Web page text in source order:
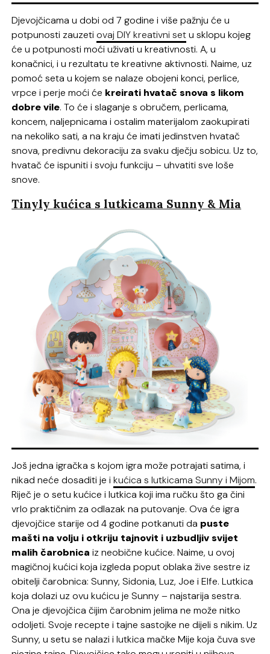
Djevojčicama u dobi od 7 godine i više pažnju će u
potpunosti zauzetiovaj DIY kreativni setu sklopu kojeg
će u potpunosti moći uživati u kreativnosti. A, u
konačnici, i u rezultatu te kreativne aktivnosti. Naime, uz
pomoć seta u kojem se nalaze obojeni konci, perlice,
vrpce i perje moći će kreirati hvatač snova s likom
dobre vile. To će i slaganje s obručem, perlicama,
koncem, naljepnicama i ostalim materijalom zaokupirati
na nekoliko sati, a na kraju će imati jedinstven hvatač
snova, predivnu dekoraciju za svaku dječju sobicu. Uz to,
hvatač će ispuniti i svoju funkciju – uhvatiti sve loše
snove.
Tinyly kućica s lutkicama Sunny & Mia
Još jedna igračka s kojom igra može potrajati satima, i
nikad neće dosaditi je ikućica s lutkicama Sunny i Mijom.
Riječ je o setu kućice i lutkica koji ima ručku što ga čini
vrlo praktičnim za odlazak na putovanje. Ova će igra
djevojčice starije od 4 godine potkanuti da puste
mašti na volju i otkriju tajnovit i uzbudljiv svijet
malih čarobnica iz neobične kućice. Naime, u ovoj
magičnoj kućici koja izgleda poput oblaka žive sestre iz
obitelji čarobnica: Sunny, Sidonia, Luz, Joe i Elfe. Lutkica
koja dolazi uz ovu kućicu je Sunny – najstarija sestra.
Ona je djevojčica čijim čarobnim jelima ne može nitko
odoljeti. Svoje recepte i tajne sastojke ne dijeli s nikim. Uz
Sunny, u setu se nalazi i lutkica mačke Mije koja čuva sve